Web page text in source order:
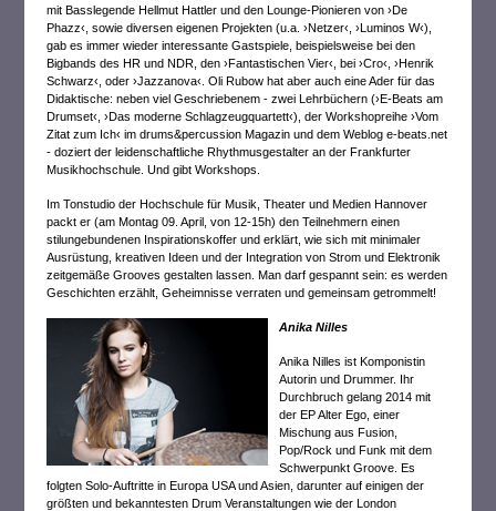
mit Basslegende Hellmut Hattler und den Lounge-Pionieren von ›De
Phazz‹, sowie diversen eigenen Projekten (u.a. ›Netzer‹, ›Luminos W‹),
gab es immer wieder interessante Gastspiele, beispielsweise bei den
Bigbands des HR und NDR, den ›Fantastischen Vier‹, bei ›Cro‹, ›Henrik
Schwarz‹, oder ›Jazzanova‹. Oli Rubow hat aber auch eine Ader für das
Didaktische: neben viel Geschriebenem - zwei Lehrbüchern (›E-Beats am
Drumset‹, ›Das moderne Schlagzeugquartett‹), der Workshopreihe ›Vom
Zitat zum Ich‹ im drums&percussion Magazin und dem Weblog e-beats.net
- doziert der leidenschaftliche Rhythmusgestalter an der Frankfurter
Musikhochschule. Und gibt Workshops.
Im Tonstudio der Hochschule für Musik, Theater und Medien Hannover
packt er (am Montag 09. April, von 12-15h) den Teilnehmern einen
stilungebundenen Inspirationskoffer und erklärt, wie sich mit minimaler
Ausrüstung, kreativen Ideen und der Integration von Strom und Elektronik
zeitgemäße Grooves gestalten lassen. Man darf gespannt sein: es werden
Geschichten erzählt, Geheimnisse verraten und gemeinsam getrommelt!
Anika Nilles
Anika Nilles ist Komponistin
Autorin und Drummer. Ihr
Durchbruch gelang 2014 mit
der EP Alter Ego, einer
Mischung aus Fusion,
Pop/Rock und Funk mit dem
Schwerpunkt Groove. Es
folgten Solo-Auftritte in Europa USA und Asien, darunter auf einigen der
größten und bekanntesten Drum Veranstaltungen wie der London